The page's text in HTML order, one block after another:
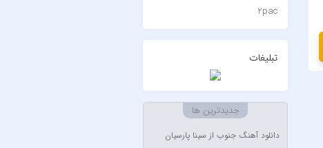
2pac
۷ بند
AFROJACK
تبلیغات
جدیدترین ها
دانلود آهنگ جنوب از سینا پارسیان